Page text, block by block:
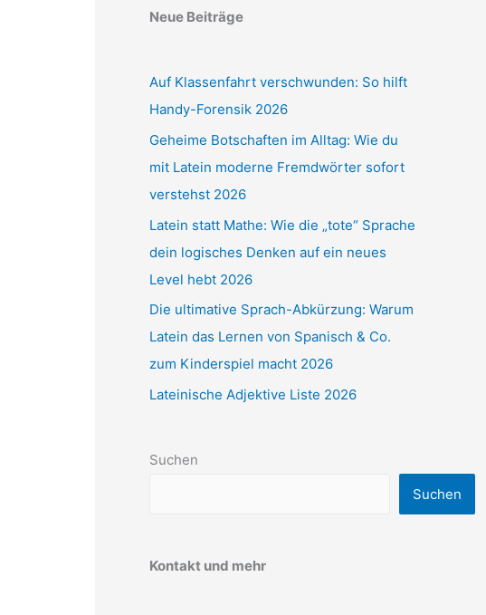
Neue Beiträge
Auf Klassenfahrt verschwunden: So hilft
Handy-Forensik 2026
Geheime Botschaften im Alltag: Wie du
mit Latein moderne Fremdwörter sofort
verstehst 2026
Latein statt Mathe: Wie die „tote“ Sprache
dein logisches Denken auf ein neues
Level hebt 2026
Die ultimative Sprach-Abkürzung: Warum
Latein das Lernen von Spanisch & Co.
zum Kinderspiel macht 2026
Lateinische Adjektive Liste 2026
Suchen
Suchen
Kontakt und mehr